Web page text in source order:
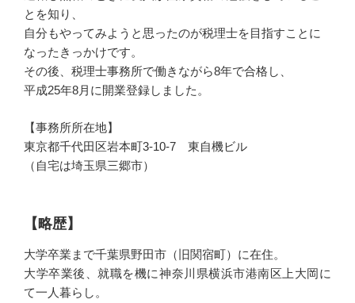
とを知り、
自分もやってみようと思ったのが税理士を目指すことに
なったきっかけです。
その後、税理士事務所で働きながら8年で合格し、
平成25年8月に開業登録しました。
【事務所所在地】
東京都千代田区岩本町3-10-7 東自機ビル
（自宅は埼玉県三郷市）
【略歴】
大学卒業まで千葉県野田市（旧関宿町）に在住。
大学卒業後、就職を機に神奈川県横浜市港南区上大岡に
て一人暮らし。